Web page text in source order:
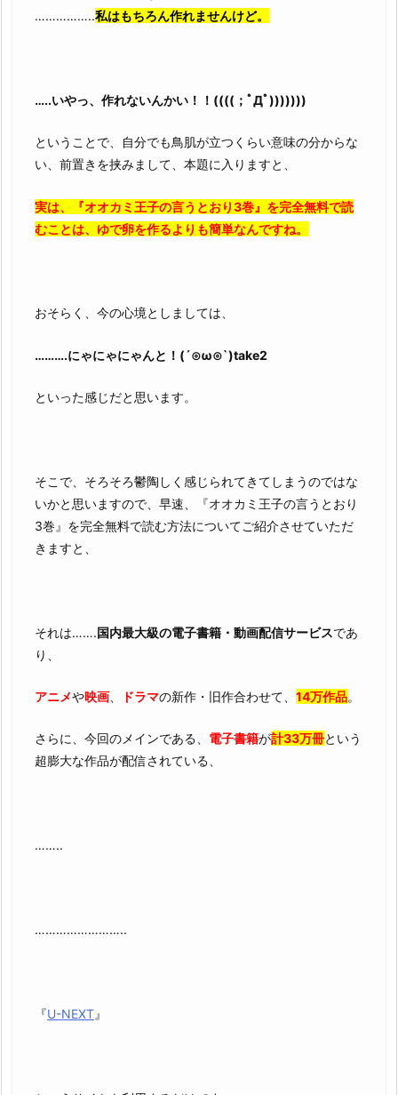
……………..私はもちろん作れませんけど。
…..いやっ、作れないんかい！！((((；ﾟДﾟ)))))))
ということで、自分でも鳥肌が立つくらい意味の分からな
い、前置きを挟みまして、本題に入りますと、
実は、『オオカミ王子の言うとおり3巻』を完全無料で読
むことは、ゆで卵を作るよりも簡単なんですね。
おそらく、今の心境としましては、
……….にゃにゃにゃんと！(´⊙ω⊙`)take2
といった感じだと思います。
そこで、そろそろ鬱陶しく感じられてきてしまうのではな
いかと思いますので、早速、『オオカミ王子の言うとおり
3巻』を完全無料で読む方法についてご紹介させていただ
きますと、
それは…….国内最大級の電子書籍・動画配信サービスであ
り、
アニメや映画 ドラマの新作・旧作合わせて、 14万作品。
さらに、今回のメインである、 電子書籍が計33万冊という
超膨大な作品が配信されている、
……..
……………………..
『U-NEXT』